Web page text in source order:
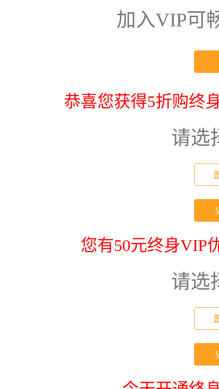
加入VIP可
恭喜您获得5折购终
请选
您有50元终身VIP
请选